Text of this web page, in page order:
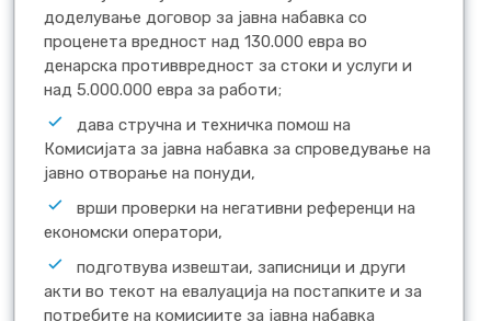
доделување договор за јавна набавка со
проценета вредност над 130.000 евра во
денарска противвредност за стоки и услуги и
над 5.000.000 евра за работи;
дава стручна и техничка помош на
Комисијата за јавна набавка за спроведување на
јавно отворање на понуди,
врши проверки на негативни референци на
економски оператори,
подготвува извештаи, записници и други
акти во текот на евалуација на постапките и за
потребите на комисиите за јавна набавка